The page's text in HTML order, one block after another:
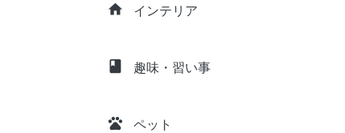
home インテリア
class 趣味・習い事
pets ペット